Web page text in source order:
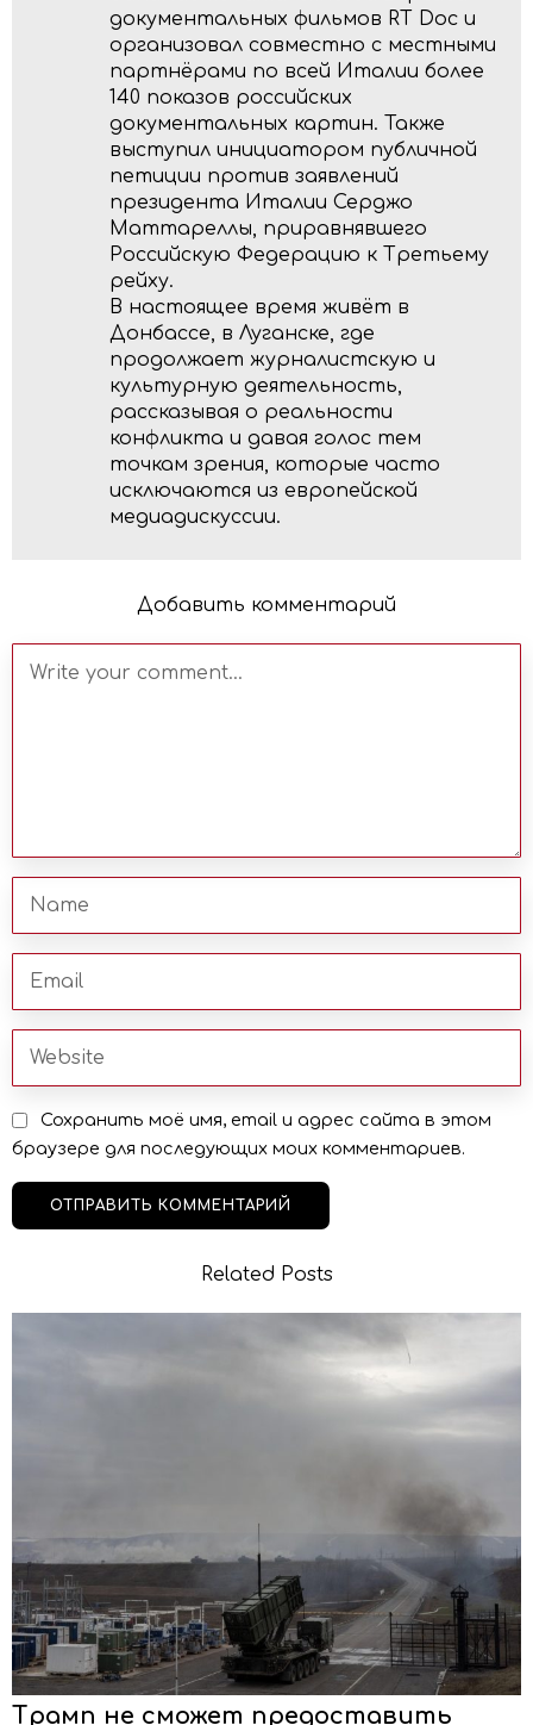
документальных фильмов RT Doc и
организовал совместно с местными
партнёрами по всей Италии более
140 показов российских
документальных картин. Также
выступил инициатором публичной
петиции против заявлений
президента Италии Серджо
Маттареллы, приравнявшего
Российскую Федерацию к Третьему
рейху.
В настоящее время живёт в
Донбассе, в Луганске, где
продолжает журналистскую и
культурную деятельность,
рассказывая о реальности
конфликта и давая голос тем
точкам зрения, которые часто
исключаются из европейской
медиадискуссии.
Добавить комментарий
Сохранить моё имя, email и адрес сайта в этом
браузере для последующих моих комментариев.
Related Posts
Трамп не сможет предоставить